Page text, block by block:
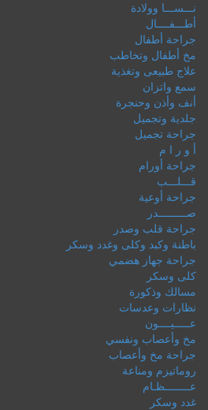
نـــســـا وولادة
أطـــفــــال
جراحة أطفال
مخ أطفال وتخاطب
علاج طبيعى وتغذية
سمع واتزان
أنف وأذن وحنجرة
جلدية وتجميل
جراحة تجميل
أ و ر ا م
جراحة أورام
قـــلـــب
جراحة أوعية
صـــــــــدر
جراحة قلب وصدر
باطنة وكبد وكلى وغدد وسكر
جراحة جهاز هضمي
كلى وسكر
مسالك وذكورة
نظارات وعدسات
عـــــيــــون
مخ وأعصاب ونفسي
جراحة مخ وأعصاب
روماتيزم ومناعة
عــــــــظـام
غدد وسكر